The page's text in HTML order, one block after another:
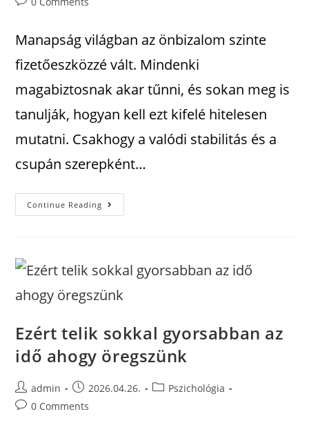
Manapság világban az önbizalom szinte
fizetőeszközzé vált. Mindenki
magabiztosnak akar tűnni, és sokan meg is
tanulják, hogyan kell ezt kifelé hitelesen
mutatni. Csakhogy a valódi stabilitás és a
csupán szerepként…
Continue Reading
Ezért telik sokkal gyorsabban az
idő ahogy öregszünk
admin 2026.04.26.
Pszichológia
0 Comments